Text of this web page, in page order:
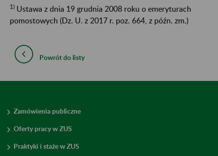
1) Ustawa z dnia 19 grudnia 2008 roku o emeryturach
pomostowych (Dz. U. z 2017 r. poz. 664, z późn. zm.)
Powrót do listy
Zamówienia publiczne
Oferty pracy w ZUS
Praktyki i staże w ZUS